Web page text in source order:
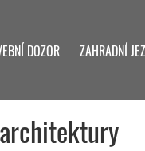
DOZOR ZAHRADNÍ